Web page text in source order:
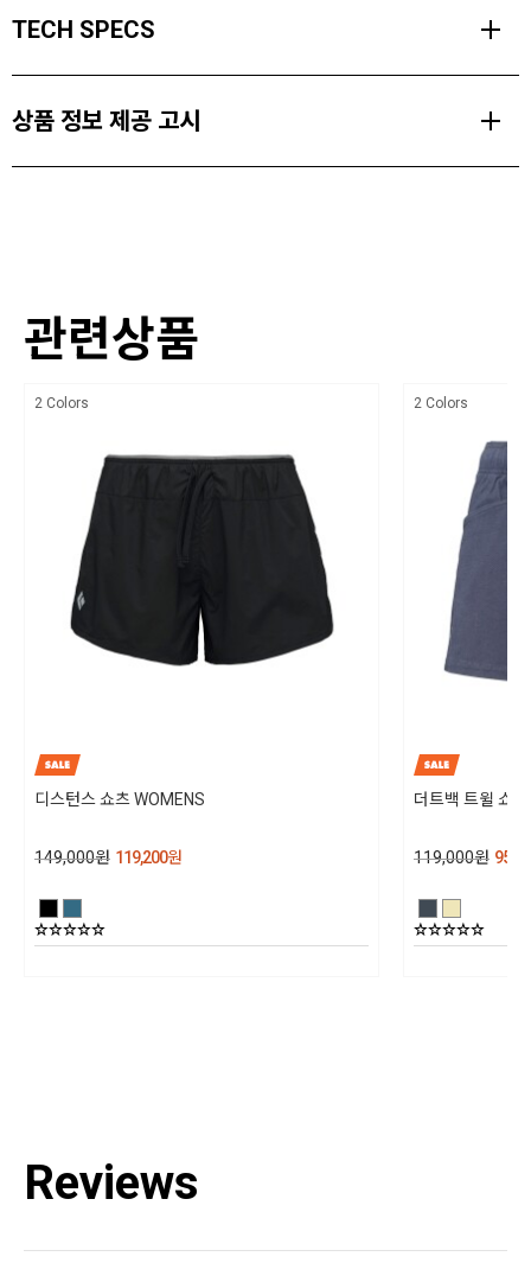
에는 빠르게 건조됩니다.
한계까지 밀어붙이는 사람들을 위해 내구성을 높이기 위해 튼튼한 데
니어 원단을 사용하였습니다.
신축성 있는 허리 밴드
인심: 5.5인치 (14cm)
미드 라이즈
무게: 107 g
제조국: 인도네시아
TECH SPECS
Polyester four-way Stretch woven with Quick Dry finish (100%
Polyester. 139gsm)
상품 정보 제공 고시
상세설명참조
치수
블랙다이아몬드/ 수입자 (주)블랙다이아몬드 코리아
인도네시아
그늘에서 말려주십시오. 다림질은 하시면 안되고, 표백제 강력(효소) 세제 및 섬
유 유연제는 사용하지 말아주십시오
제조년월
품질보증기준
관련상품
2 Colors
디스턴스 쇼츠 WOMENS
149,000원 119,200원
2 Colors
더트백 트윌 쇼
119,000원
Reviews